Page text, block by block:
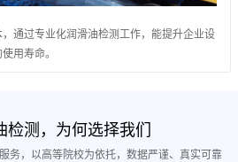
通过专业化润滑油检测工作，能提升企业设
用寿命。
检测，为何选择我们
务，以高等院校为依托，数据严谨、真实可靠